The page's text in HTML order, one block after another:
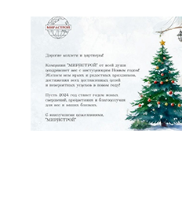
покрытий
подходы и